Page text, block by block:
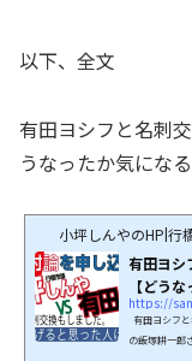
以下、全文
有田ヨシフと名刺
うなったか気にな
小坪しんやのHP|行
有田ヨシ
【どう
https://
有田ヨシフ
の飯塚耕一郎